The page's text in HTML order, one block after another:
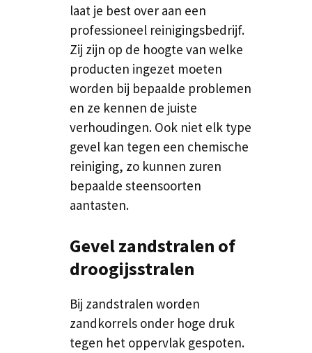
laat je best over aan een
professioneel reinigingsbedrijf.
Zij zijn op de hoogte van welke
producten ingezet moeten
worden bij bepaalde problemen
en ze kennen de juiste
verhoudingen. Ook niet elk type
gevel kan tegen een chemische
reiniging, zo kunnen zuren
bepaalde steensoorten
aantasten.
Gevel zandstralen of
droogijsstralen
Bij zandstralen worden
zandkorrels onder hoge druk
tegen het oppervlak gespoten.